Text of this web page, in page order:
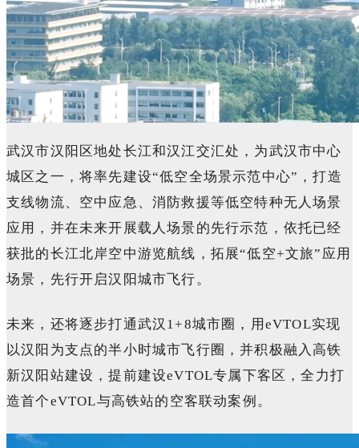
武汉市汉阳区地处长江和汉江交汇处，为武汉市中心
城区之一，将率先建设“低空全场景示范中心”，打造
支线物流、空中应急、消防救援等低空特种无人场景
应用，并在未来开展载人场景的先行示范，依托已经
获批的长江北岸空中游览航线，拓展“低空+文旅”应用
场景，先行开启汉阳城市飞行。
未来，还将逐步打通武汉1+8城市圈，用eVTOL实现
以汉阳为支点的半小时城市飞行圈，并积极融入高铁
新汉阳站建设，提前建设eVTOL专属下客区，全力打
造首个eVTOL与高铁站的空客联动案例。